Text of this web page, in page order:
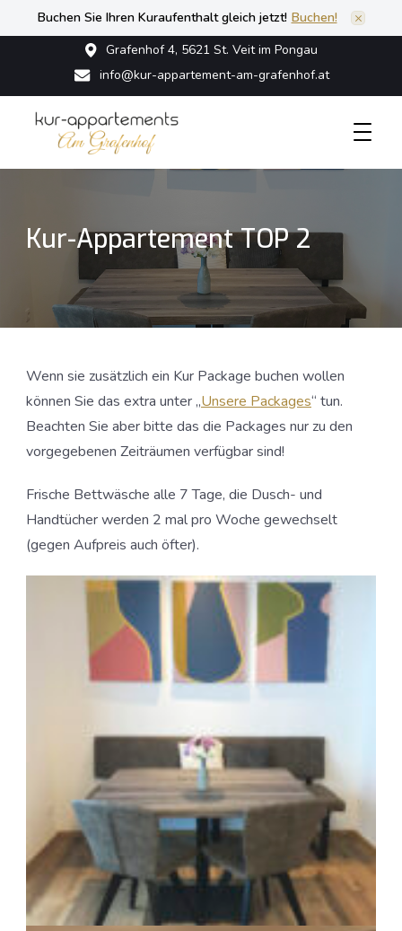
Buchen Sie Ihren Kuraufenthalt gleich jetzt! Buchen!
Grafenhof 4, 5621 St. Veit im Pongau
info@kur-appartement-am-grafenhof.at
Kur Appartements am Grafenhof
in St. Veit im Pongau
Kur-Appartement TOP 2
Wenn sie zusätzlich ein Kur Package buchen wollen
können Sie das extra unter „Unsere Packages“ tun.
Beachten Sie aber bitte das die Packages nur zu den
vorgegebenen Zeiträumen verfügbar sind!
Frische Bettwäsche alle 7 Tage, die Dusch- und
Handtücher werden 2 mal pro Woche gewechselt
(gegen Aufpreis auch öfter).